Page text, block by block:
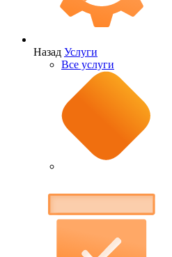
Назад Услуги
Все услуги